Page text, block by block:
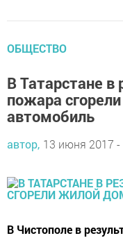
ОБЩЕСТВО
В Татарстане в
пожара
автомобиль
автор, 13 июня 2017 -
В Чистополе в